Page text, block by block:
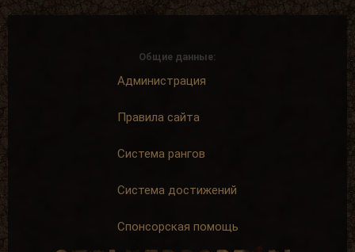
Общие данные:
Администрация
Правила сайта
Система рангов
Система достижений
Спонсорская помощь